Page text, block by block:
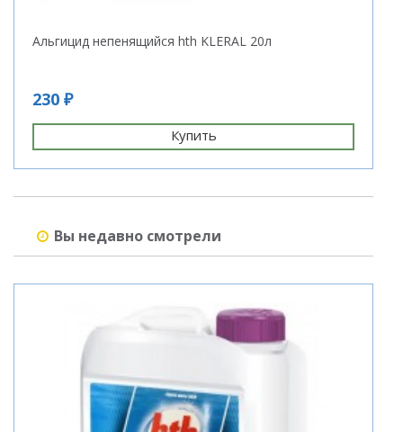
Альгицид непенящийся hth KLERAL 20л
230 ₽
Купить
Вы недавно смотрели